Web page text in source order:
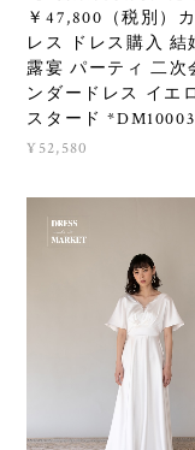
￥47,800（税別）
レス ドレス購入 結
露宴 パーティ 二次
ンダードレス イエ
スタード
¥52,580